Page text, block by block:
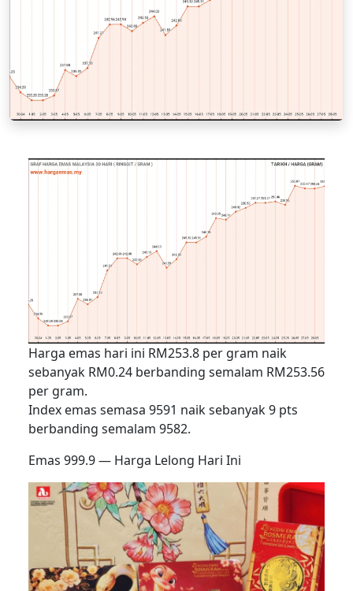
Harga emas hari ini RM253.8 per gram naik
sebanyak RM0.24 berbanding semalam RM253.56
per gram.
Index emas semasa 9591 naik sebanyak 9 pts
berbanding semalam 9582.
Emas 999.9 — Harga Lelong Hari Ini